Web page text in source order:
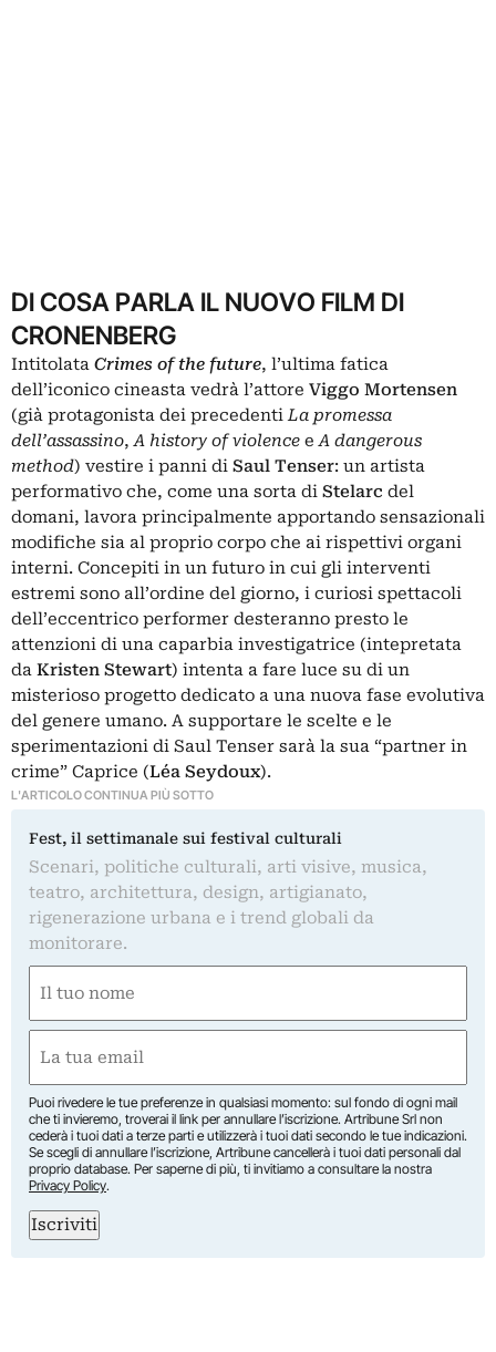
DI COSA PARLA IL NUOVO FILM DI
CRONENBERG
Intitolata Crimes of the future, l’ultima fatica
dell’iconico cineasta vedrà l’attore Viggo Mortensen
(già protagonista dei precedentiLa promessa
dell’assassino,A history of violence eA dangerous
method) vestire i panni di Saul Tenser: un artista
performativo che, come una sorta di Stelarc del
domani, lavora principalmente apportando sensazionali
modifiche sia al proprio corpo che ai rispettivi organi
interni. Concepiti in un futuro in cui gli interventi
estremi sono all’ordine del giorno, i curiosi spettacoli
dell’eccentrico performer desteranno presto le
attenzioni di una caparbia investigatrice (intepretata
da Kristen Stewart) intenta a fare luce su di un
misterioso progetto dedicato a una nuova fase evolutiva
del genere umano. A supportare le scelte e le
sperimentazioni di Saul Tenser sarà la sua “partner in
crime” Caprice (Léa Seydoux).
L'ARTICOLO CONTINUA PIÙ SOTTO
Fest, il settimanale sui festival culturali
Scenari, politiche culturali, arti visive, musica,
teatro, architettura, design, artigianato,
rigenerazione urbana e i trend globali da
monitorare.
(Required)
First
(Required)
Puoi rivedere le tue preferenze in qualsiasi momento: sul fondo di ogni mail
che ti invieremo, troverai il link per annullare l’iscrizione. Artribune Srl non
cederà i tuoi dati a terze parti e utilizzerà i tuoi dati secondo le tue indicazioni.
Se scegli di annullare l’iscrizione, Artribune cancellerà i tuoi dati personali dal
proprio database. Per saperne di più, ti invitiamo a consultare la nostra
Privacy Policy.
Iscriviti